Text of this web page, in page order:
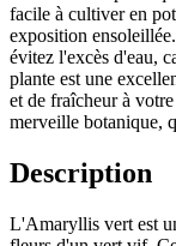
facile à cultiver en
exposition
évitez l'excès d'eau,
plante est une
et de fraîcheur à
merveille botanique,
Description
L'Amaryllis vert est